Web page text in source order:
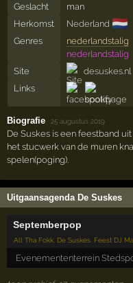
Geslacht
man
Herkomst
Nederland 🇳🇱
Genres
nederlandstalig
nederlandstalig
Site
desuskes.nl
Links
Biografie 25 augustus 2019
De Suskes is een feestband
het stucwerk van de muren
spelen(poging).
Uitgaansagenda De Suskes
Septemberpop
All Tha Fokk De Suskes Feest DJ
Evenemententerrein